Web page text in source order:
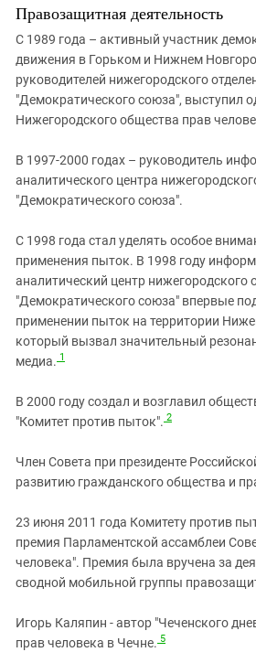
Правозащитная деятельность
С 1989 года – активный участник
движения в Горьком и Нижнем
руководителей нижегородского
"Демократического союза", выступил
Нижегородского общества прав
В 1997-2000 годах – руководитель
аналитического центра
"Демократического союза".
С 1998 года стал уделять особое
применения пыток. В 1998 году
аналитический центр нижегородского
"Демократического союза" впервые
применении пыток на территории
который вызвал значительный
медиа. 1
В 2000 году создал и возглавил
"Комитет против пыток". 2
Член Совета при президенте
развитию гражданского общества и
23 июня 2011 года Комитету против
премия Парламентской ассамблеи
человека". Премия была вручена за
сводной мобильной группы
Игорь Каляпин - автор "Чеченского
прав человека в Чечне. 5